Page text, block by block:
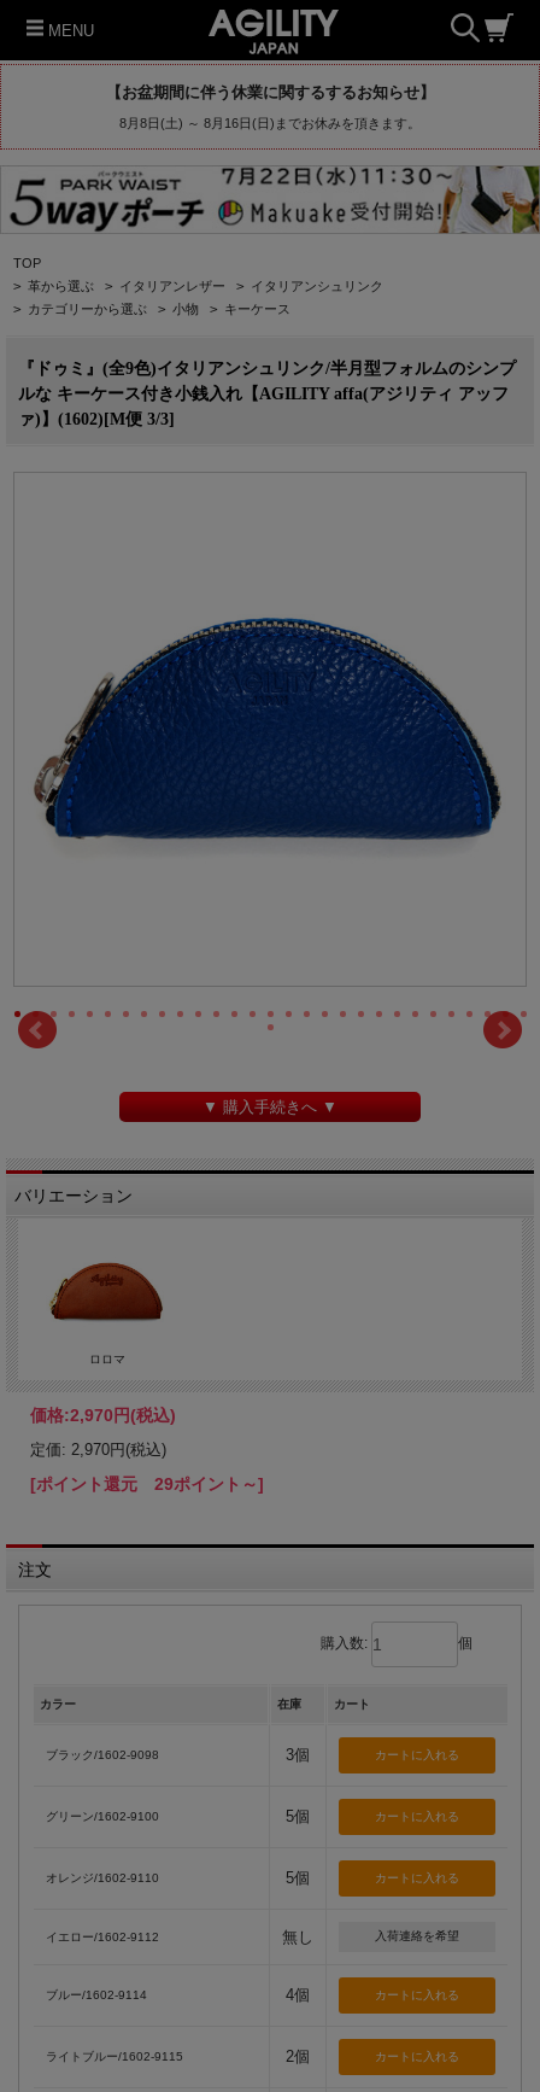
MENU
【お盆期間に伴う休業に関するするお知らせ】
8月8日(土) ～ 8月16日(日)までお休みを頂きます。
TOP
> 革から選ぶ > イタリアンレザー > イタリアンシュリンク
> カテゴリーから選ぶ > 小物 > キーケース
『ドゥミ』(全9色)イタリアンシュリンク/半月型フォルムのシンプ
ルな キーケース付き小銭入れ【AGILITY affa(アジリティ アッフ
ァ)】(1602)[M便 3/3]
▼ 購入手続きへ ▼
バリエーション
ロロマ
価格:2,970円(税込)
定価: 2,970円(税込)
[ポイント還元 29ポイント～]
注文
購入数: 個
カラー 在庫 カート
ブラック/1602-9098 3個
グリーン/1602-9100 5個
オレンジ/1602-9110 5個
イエロー/1602-9112 無し 入荷連絡を希望
ブルー/1602-9114 4個
ライトブルー/1602-9115 2個